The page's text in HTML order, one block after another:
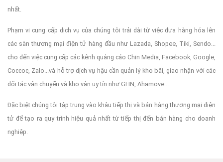
nhất.
Phạm vi cung cấp dịch vụ của chúng tôi trải dài từ việc đưa hàng hóa lên
các sàn thương mại điện tử hàng đầu như Lazada, Shopee, Tiki, Sendo...
cho đến việc cung cấp các kênh quảng cáo Chin Media, Facebook, Google,
Coccoc, Zalo...và hỗ trợ dịch vụ hậu cần quản lý kho bãi, giao nhận với các
đối tác vận chuyển và kho vận uy tín như GHN, Ahamove...
Đặc biệt chúng tôi tập trung vào khâu tiếp thị và bán hàng thương mại điện
tử để tạo ra quy trình hiệu quả nhất từ tiếp thị đến bán hàng cho doanh
nghiệp.